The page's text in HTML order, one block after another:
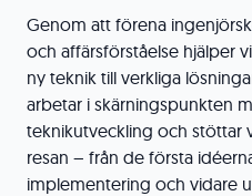
Genom att förena
och affärsförståelse hjälper
ny teknik till verkliga
arbetar i skärningspunkten
teknikutveckling och stöttar
resan – från de första
implementering och vidare